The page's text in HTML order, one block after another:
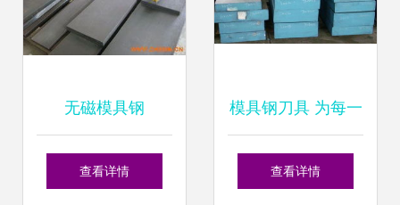
无磁模具钢
40Mn18Cr4V的锻
查看详情
模具钢刀具 为每一
次切割注入工业锋
查看详情